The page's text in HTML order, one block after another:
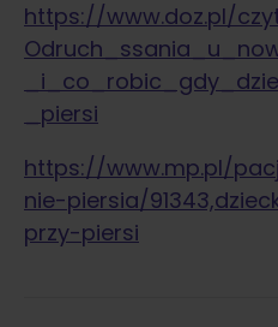
https://www.doz.pl/
_piersi
https://www.mp.pl/
nie-piersia/
przy-piersi